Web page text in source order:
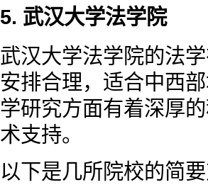
5. 武汉大学法学院
武汉大学法学院的法
安排合理，适合中西
学研究方面有着深厚
术支持。
以下是几所院校的简